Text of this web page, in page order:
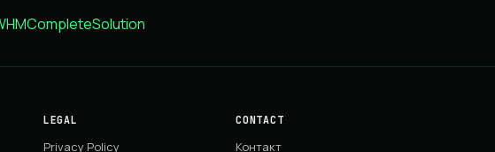
LEGAL
Privacy Policy
CONTACT
Контакт